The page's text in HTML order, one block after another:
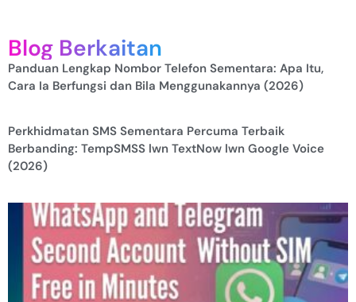
Blog Berkaitan
Panduan Lengkap Nombor Telefon Sementara: Apa Itu,
Cara Ia Berfungsi dan Bila Menggunakannya (2026)
Perkhidmatan SMS Sementara Percuma Terbaik
Berbanding: TempSMSS lwn TextNow lwn Google Voice
(2026)